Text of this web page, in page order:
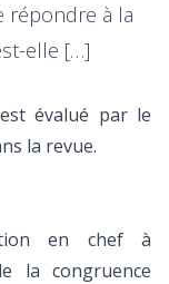
répondre à la
elle […]
évalué par le
la revue.
en chef à
la congruence